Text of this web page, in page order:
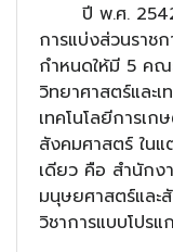
ปี พ.ศ.
การแบ่งส่วนราช
กำหนดให้มี 5 ค
วิทยาศาสตร์และ
เทคโนโลยีการเ
สังคมศาสตร์ ใน
เดียว คือ สำนักง
มนุษยศาสตร์และ
วิชาการแบบโปรแ